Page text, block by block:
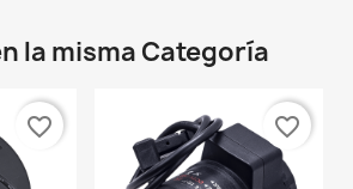
la misma Categoría
favorite_border favorite_border